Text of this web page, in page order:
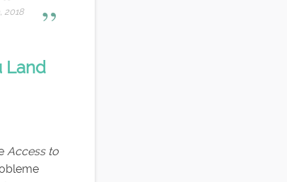
2018
Land
Access to